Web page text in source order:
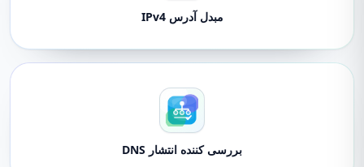
مبدل آدرس IPv4
بررسی کننده انتشار DNS